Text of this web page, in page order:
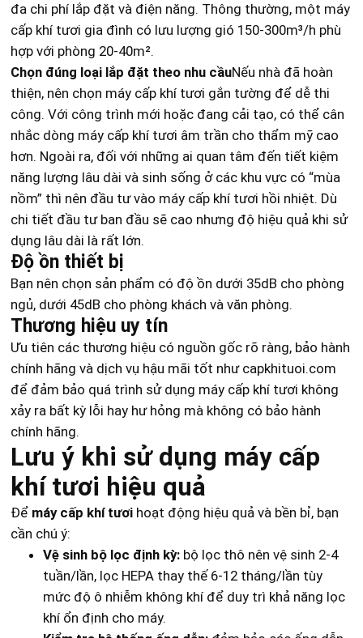
đa chi phí lắp đặt và điện năng. Thông thường, một máy
cấp khí tươi gia đình có lưu lượng gió 150-300m³/h phù
hợp với phòng 20-40m².
Chọn đúng loại lắp đặt theo nhu cầuNếu nhà đã hoàn
thiện, nên chọn máy cấp khí tươi gắn tường để dễ thi
công. Với công trình mới hoặc đang cải tạo, có thể cân
nhắc dòng máy cấp khí tươi âm trần cho thẩm mỹ cao
hơn. Ngoài ra, đối với những ai quan tâm đến tiết kiệm
năng lượng lâu dài và sinh sống ở các khu vực có “mùa
nồm” thì nên đầu tư vào máy cấp khí tươi hồi nhiệt. Dù
chi tiết đầu tư ban đầu sẽ cao nhưng độ hiệu quả khi sử
dụng lâu dài là rất lớn.
Độ ồn thiết bị
Bạn nên chọn sản phẩm có độ ồn dưới 35dB cho phòng
ngủ, dưới 45dB cho phòng khách và văn phòng.
Thương hiệu uy tín
Ưu tiên các thương hiệu có nguồn gốc rõ ràng, bảo hành
chính hãng và dịch vụ hậu mãi tốt như capkhituoi.com
để đảm bảo quá trình sử dụng máy cấp khí tươi không
xảy ra bất kỳ lỗi hay hư hỏng mà không có bảo hành
chính hãng.
Lưu ý khi sử dụng máy cấp
khí tươi hiệu quả
Để máy cấp khí tươi hoạt động hiệu quả và bền bỉ, bạn
cần chú ý:
Vệ sinh bộ lọc định kỳ: bộ lọc thô nên vệ sinh 2-4
tuần/lần, lọc HEPA thay thế 6-12 tháng/lần tùy
mức độ ô nhiễm không khí để duy trì khả năng lọc
khí ổn định cho máy.